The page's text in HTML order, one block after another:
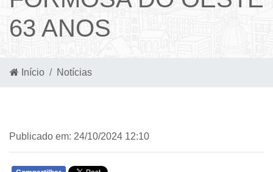
63 ANOS
Início Notícias
Publicado em: 24/10/2024 12:10